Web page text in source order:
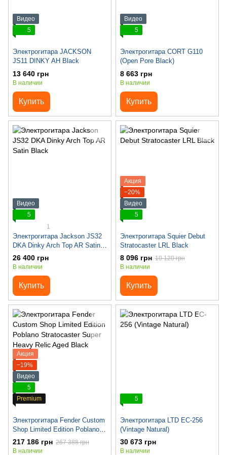
Видео
5
Электрогитара JACKSON
JS11 DINKY AH Black
13 640 грн
В наличии
Купить
Видео
5
Электрогитара CORT G110
(Open Pore Black)
8 663 грн
В наличии
Купить
Видео
5
1
Электрогитара Jackson JS32
DKA Dinky Arch Top AR Satin
Black
26 400 грн
В наличии
Купить
Акция
−20%
Видео
5
Электрогитара Squier Debut
Stratocaster LRL Black
8 096 грн 10 120 грн
В наличии
Купить
Акция
−19%
Видео
5
Premium
Электрогитара Fender Custom
Shop Limited Edition Poblano
Stratocaster Super Heavy Relic
Aged Black
217 186 грн 267 388 грн
В наличии
5
Электрогитара LTD EC-256
(Vintage Natural)
30 673 грн
В наличии